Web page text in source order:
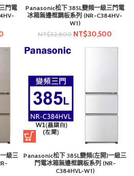
門電
Panasonic松下 385L變頻一級三門電
冰箱無邊框鋼板系列 (NR-C384HV-
W1)
NT$32,800 NT$30,500
級三
Panasonic松下 385L變頻(左開)一級三
門電冰箱無邊框鋼板系列 (NR-
C384HVL-W1)